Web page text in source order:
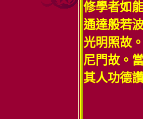
修學者如
通達般若
光明照故
尼門故。
其人功德
。普願諸有情。